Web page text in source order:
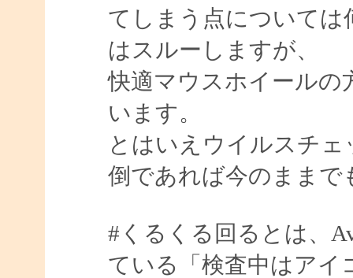
てしまう点については
はスルーしますが、
快適マウスホイールの
います。
とはいえウイルスチ
倒であれば今のままで
#くるくる回るとは、
ている「検査中はアイ